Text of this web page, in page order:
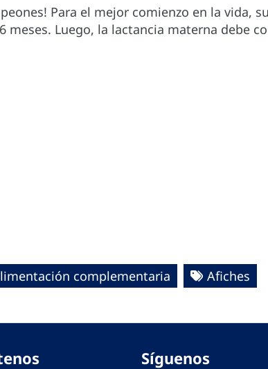
Para el mejor comienzo en la vida,
Luego, la lactancia materna debe
complementaria Afiches
Síguenos